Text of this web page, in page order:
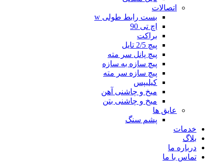
اتصالات
بست رابط طولی w
اچ تی 90
براکت
پیچ 2/5 تایل
پیچ پانل سر مته
پیچ سازه به سازه
پیچ سازه سر مته
کیلیپس
میخ و چاشنی آهن
میخ و چاشنی بتن
عایق ها
پشم سنگ
خدمات
بلاگ
درباره ما
تماس با ما